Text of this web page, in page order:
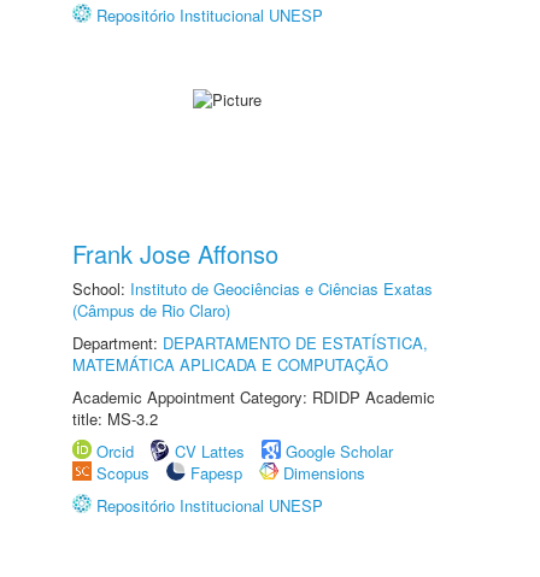
Repositório Institucional UNESP
Frank Jose Affonso
School: Instituto de Geociências e Ciências Exatas
(Câmpus de Rio Claro)
Department: DEPARTAMENTO DE ESTATÍSTICA,
MATEMÁTICA APLICADA E COMPUTAÇÃO
Academic Appointment Category: RDIDP Academic
title: MS-3.2
Orcid
CV Lattes
Google Scholar
Scopus
Fapesp
Dimensions
Repositório Institucional UNESP